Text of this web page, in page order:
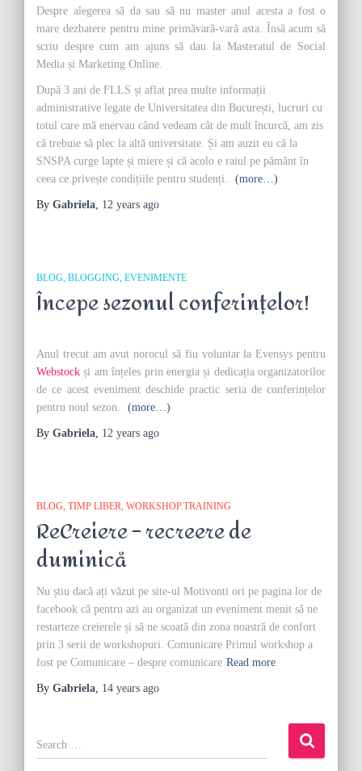
Despre alegerea să da sau să nu master anul acesta a fost o
mare dezbatere pentru mine primăvară-vară asta. Însă acum să
scriu despre cum am ajuns să dau la Masteratul de Social
Media și Marketing Online.
După 3 ani de FLLS și aflat prea multe informații
administrative legate de Universitatea din București, lucruri cu
totul care mă enervau când vedeam cât de mult încurcă, am zis
că trebuie să plec la altă universitate. Și am auzit eu că la
SNSPA curge lapte și miere și că acolo e raiul pe pământ în
ceea ce privește condițiile pentru studenți.
(more…)
By Gabriela, 12 years ago
BLOG BLOGGING EVENIMENTE
Începe sezonul conferințelor!
Anul trecut am avut norocul să fiu voluntar la Evensys pentru
Webstock și am înțeles prin energia și dedicația organizatorilor
de ce acest eveniment deschide practic seria de conferințelor
pentru noul sezon.
(more…)
By Gabriela, 12 years ago
BLOG TIMP LIBER WORKSHOP.TRAINING
ReCreiere – recreere de
duminică
Nu știu dacă ați văzut pe site-ul Motivonti ori pe pagina lor de
facebook că pentru azi au organizat un eveniment menit să ne
restarteze creierele și să ne scoată din zona noastră de confort
prin 3 serii de workshopuri. Comunicare Primul workshop a
fost pe Comunicare – despre comunicare Read more
By Gabriela, 14 years ago
S
e